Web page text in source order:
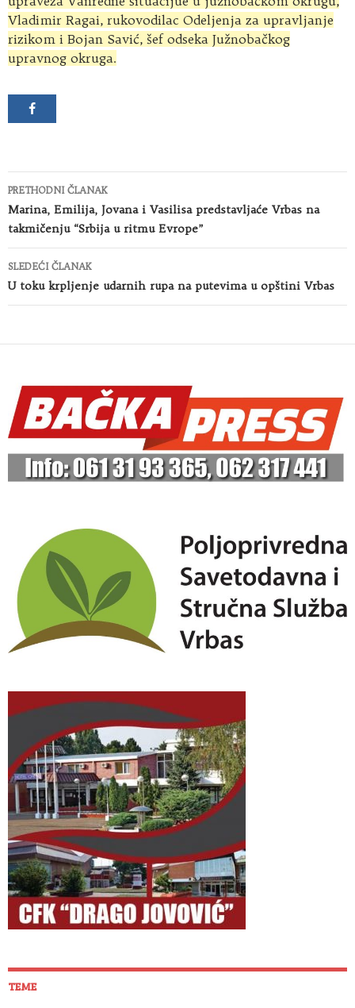
Vladimir Ragai, rukovodilac Odeljenja za upravljanje
rizikom i Bojan Savić, šef odseka Južnobačkog
upravnog okruga.
Kretanje
članaka
PRETHODNI ČLANAK
Marina, Emilija, Jovana i Vasilisa predstavljaće Vrbas na
takmičenju “Srbija u ritmu Evrope”
SLEDEĆI ČLANAK
U toku krpljenje udarnih rupa na putevima u opštini Vrbas
TEME